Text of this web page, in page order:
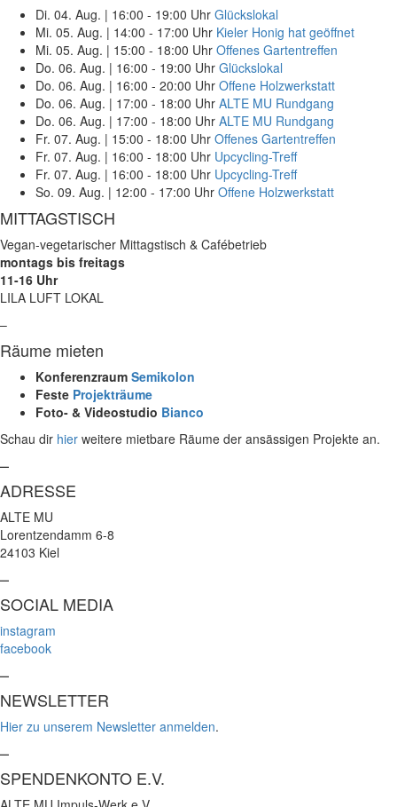
Di. 04. Aug. | 16:00 - 19:00 Uhr Glückslokal
Mi. 05. Aug. | 14:00 - 17:00 Uhr Kieler Honig hat geöffnet
Mi. 05. Aug. | 15:00 - 18:00 Uhr Offenes Gartentreffen
Do. 06. Aug. | 16:00 - 19:00 Uhr Glückslokal
Do. 06. Aug. | 16:00 - 20:00 Uhr Offene Holzwerkstatt
Do. 06. Aug. | 17:00 - 18:00 Uhr ALTE MU Rundgang
Do. 06. Aug. | 17:00 - 18:00 Uhr ALTE MU Rundgang
Fr. 07. Aug. | 15:00 - 18:00 Uhr Offenes Gartentreffen
Fr. 07. Aug. | 16:00 - 18:00 Uhr Upcycling-Treff
Fr. 07. Aug. | 16:00 - 18:00 Uhr Upcycling-Treff
So. 09. Aug. | 12:00 - 17:00 Uhr Offene Holzwerkstatt
MITTAGSTISCH
Vegan-vegetarischer Mittagstisch & Cafébetrieb
montags bis freitags
11-16 Uhr
LILA LUFT LOKAL
–
Räume mieten
Konferenzraum Semikolon
Feste Projekträume
Foto- & Videostudio Bianco
Schau dir hier weitere mietbare Räume der ansässigen Projekte an.
–
ADRESSE
ALTE MU
Lorentzendamm 6-8
24103 Kiel
–
SOCIAL MEDIA
instagram
facebook
–
NEWSLETTER
Hier zu unserem Newsletter anmelden.
–
SPENDENKONTO E.V.